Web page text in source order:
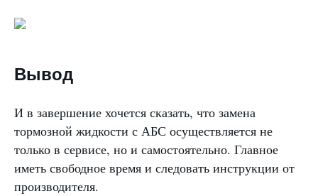
Вывод
И в завершение хочется сказать, что замена
тормозной жидкости с АБС осуществляется не
только в сервисе, но и самостоятельно. Главное
иметь свободное время и следовать инструкции от
производителя.